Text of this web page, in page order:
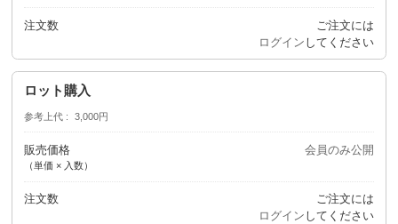
注文数
ご注文には
ログイン してください
ロット購入
参考上代 3,000円
販売価格
（単価 × 入数）
会員のみ公開
注文数
ご注文には
ログイン してください